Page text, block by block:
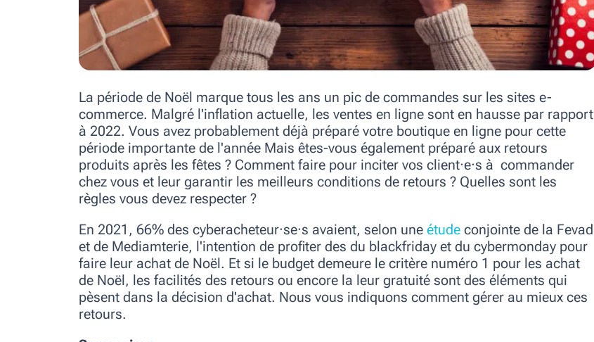
La période de Noël marque tous les ans un pic de commandes sur les sites e-
commerce. Malgré l'inflation actuelle, les ventes en ligne sont en hausse par rapport
à 2022. Vous avez probablement déjà préparé votre boutique en ligne pour cette
période importante de l'année Mais êtes-vous également préparé aux retours
produits après les fêtes ? Comment faire pour inciter vos client·e·s à commander
chez vous et leur garantir les meilleurs conditions de retours ? Quelles sont les
règles vous devez respecter ?
En 2021, 66% des cyberacheteur·se·s avaient, selon une étude conjointe de la Fevad
et de Mediamterie, l'intention de profiter des du blackfriday et du cybermonday pour
faire leur achat de Noël. Et si le budget demeure le critère numéro 1 pour les achat
de Noël, les facilités des retours ou encore la leur gratuité sont des éléments qui
pèsent dans la décision d'achat. Nous vous indiquons comment gérer au mieux ces
retours.